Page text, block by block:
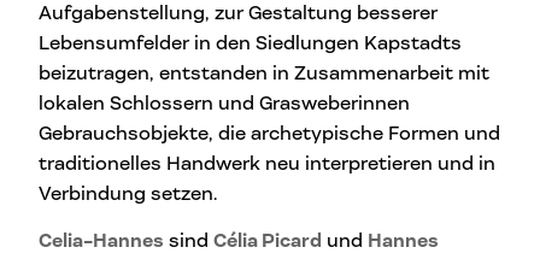
Aufgabenstellung, zur Gestaltung besserer
Lebensumfelder in den Siedlungen Kapstadts
beizutragen, entstanden in Zusammenarbeit mit
lokalen Schlossern und Grasweberinnen
Gebrauchsobjekte, die archetypische Formen und
traditionelles Handwerk neu interpretieren und in
Verbindung setzen.
Celia-Hannes sind Célia Picard und Hannes